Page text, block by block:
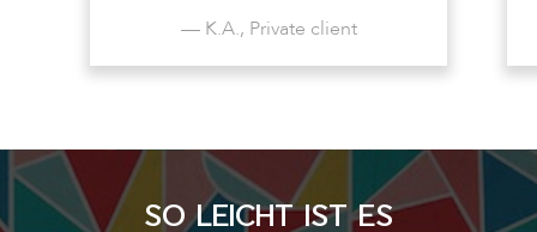
— K.A., Private client
SO LEICHT IST ES